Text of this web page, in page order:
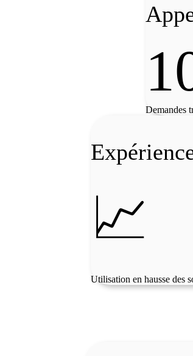
Demandes
📈
Utilisation en hausse des